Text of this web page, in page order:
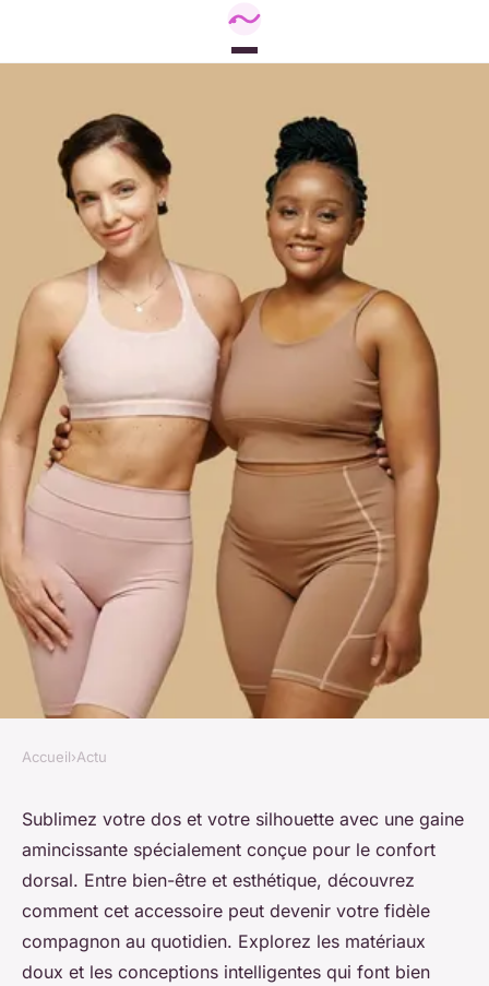
Gaine amincissante pour le
dos : votre allié silhouette
Lucas•30 avril 2024•3 min de lecture
Accueil›Actu
Sublimez votre dos et votre silhouette avec une gaine
amincissante spécialement conçue pour le confort
dorsal. Entre bien-être et esthétique, découvrez
comment cet accessoire peut devenir votre fidèle
compagnon au quotidien. Explorez les matériaux
doux et les conceptions intelligentes qui font bien